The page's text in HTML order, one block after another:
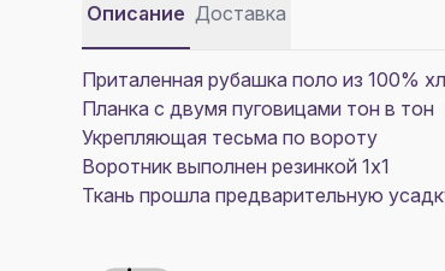
Описание Доставка
Приталенная рубашка поло из 100%
Планка с двумя пуговицами тон в тон
Укрепляющая тесьма по вороту
Воротник выполнен резинкой 1х1
Ткань прошла предварительную